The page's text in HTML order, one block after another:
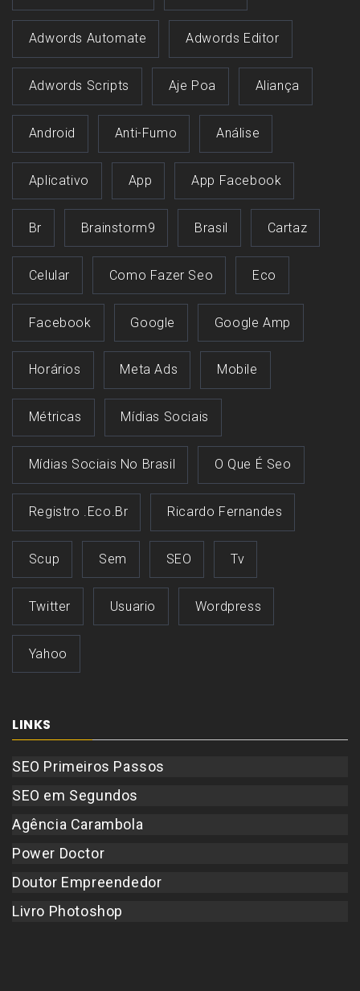
Adwords Automate Adwords Editor
Adwords Scripts Aje Poa Aliança
Android Anti-Fumo Análise
Aplicativo App App Facebook
Br Brainstorm9 Brasil Cartaz
Celular Como Fazer Seo Eco
Facebook Google Google Amp
Horários Meta Ads Mobile
Métricas Mídias Sociais
Mídias Sociais No Brasil O Que É Seo
Registro .eco.br Ricardo Fernandes
Scup Sem SEO Tv
Twitter Usuario Wordpress
Yahoo
LINKS
SEO Primeiros Passos
SEO em Segundos
Agência Carambola
Power Doctor
Doutor Empreendedor
Livro Photoshop